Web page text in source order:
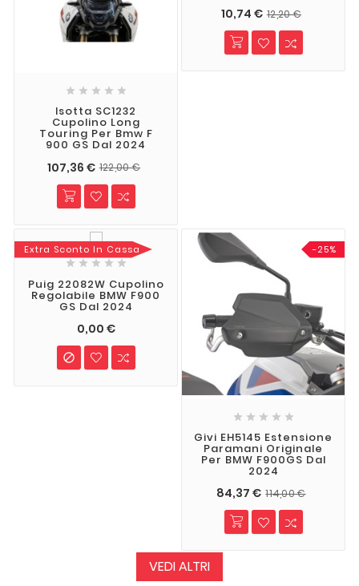
    
Isotta SC1232
Cupolino Long
Touring Per Bmw F
900 GS Dal 2024
107,36 € 122,00 €
10,74 € 12,20 €
Extra Sconto In Cassa
    
Puig 22082W Cupolino
Regolabile BMW F900
GS Dal 2024
0,00 €

-25%
    
Givi EH5145 Estensione
Paramani Originale
Per BMW F900GS Dal
2024
84,37 € 114,00 €
VEDI ALTRI